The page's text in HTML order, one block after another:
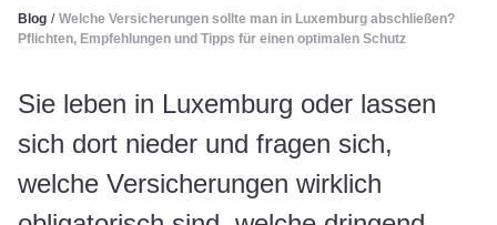
Blog / Welche Versicherungen sollte man in Luxemburg abschließen?
Pflichten, Empfehlungen und Tipps für einen optimalen Schutz
Sie leben in Luxemburg oder lassen
sich dort nieder und fragen sich,
welche Versicherungen wirklich